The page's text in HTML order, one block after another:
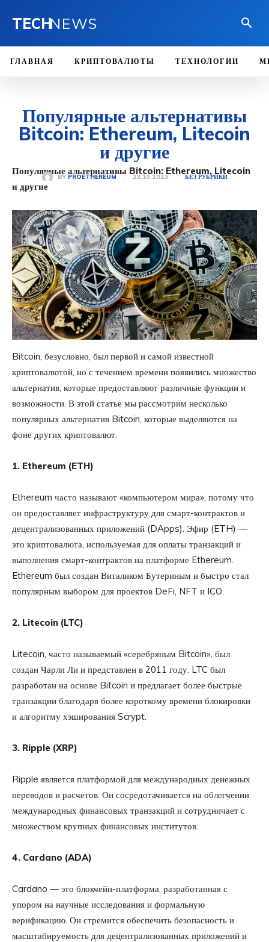
TECHNEWS
ГЛАВНАЯ КРИПТОВАЛЮТЫ ТЕХНОЛОГИИ
Популярные альтернативы
Bitcoin: Ethereum, Litecoin
и другие
BY PROETHEREUM 23.10.2023 БЕЗ РУБРИКИ
Популярные альтернативы Bitcoin: Ethereum, Litecoin
и другие
Bitcoin, безусловно, был первой и самой известной
криптовалютой, но с течением времени появились множество
альтернатив, которые предоставляют различные функции и
возможности. В этой статье мы рассмотрим несколько
популярных альтернатив Bitcoin, которые выделяются на
фоне других криптовалют.
1. Ethereum (ETH)
Ethereum часто называют «компьютером мира», потому что
он предоставляет инфраструктуру для смарт-контрактов и
децентрализованных приложений (DApps). Эфир (ETH) —
это криптовалюта, используемая для оплаты транзакций и
выполнения смарт-контрактов на платформе Ethereum.
Ethereum был создан Виталиком Бутериным и быстро стал
популярным выбором для проектов DeFi, NFT и ICO.
2. Litecoin (LTC)
Litecoin, часто называемый «серебряным Bitcoin», был
создан Чарли Ли и представлен в 2011 году. LTC был
разработан на основе Bitcoin и предлагает более быстрые
транзакции благодаря более короткому времени блокировки
и алгоритму хэширования Scrypt.
3. Ripple (XRP)
Ripple является платформой для международных денежных
переводов и расчетов. Он сосредотачивается на облегчении
международных финансовых транзакций и сотрудничает с
множеством крупных финансовых институтов.
4. Cardano (ADA)
Cardano — это блокчейн-платформа, разработанная с
упором на научные исследования и формальную
верификацию. Он стремится обеспечить безопасность и
масштабируемость для децентрализованных приложений и